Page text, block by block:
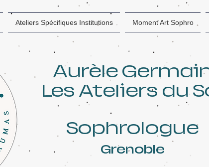
Ateliers Spécifiques Institutions Moment'Art Sophro
Aurèle
Les Ateliers du
Sophrologue
Grenoble